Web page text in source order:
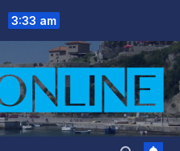
3:33 am